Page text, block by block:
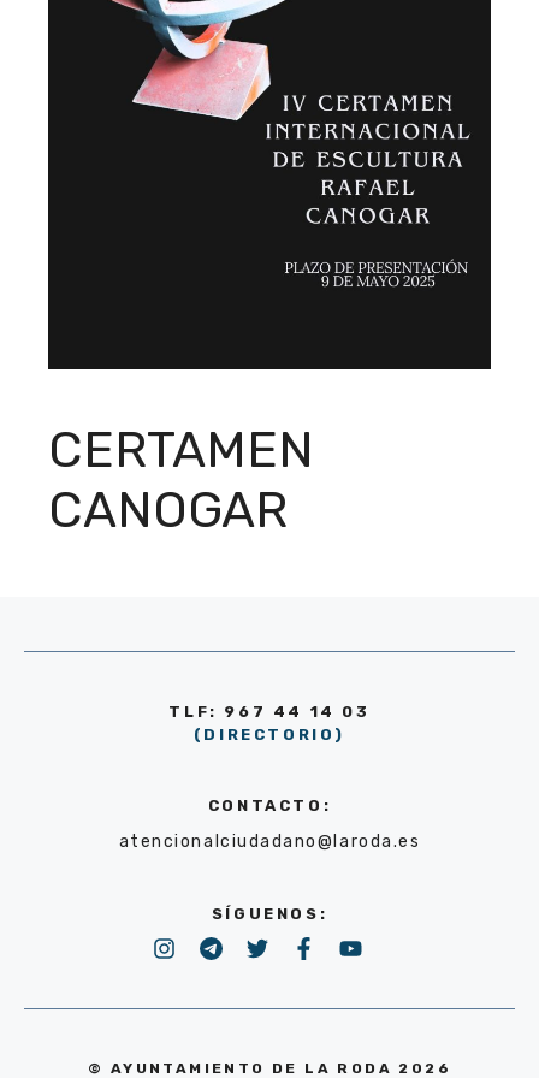
CERTAMEN
CANOGAR
TLF: 967 44 14 03
(DIRECTORIO)
CONTACTO:
atencionalciudadano@laroda.es
SÍGUENOS:
© AYUNTAMIENTO DE LA RODA 2026